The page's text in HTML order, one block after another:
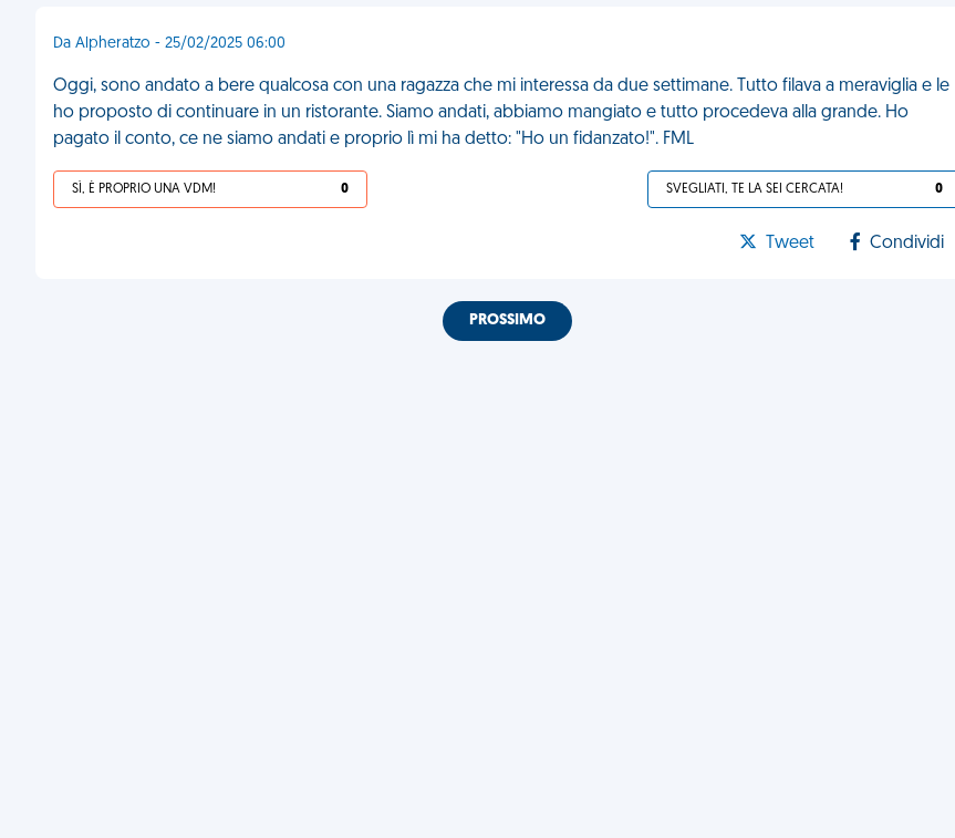
Da Alpheratzo - 25/02/2025 06:00
Oggi, sono andato a bere qualcosa con una ragazza che mi interessa da due settimane. Tutto filava a meraviglia e le
ho proposto di continuare in un ristorante. Siamo andati, abbiamo mangiato e tutto procedeva alla grande. Ho
pagato il conto, ce ne siamo andati e proprio lì mi ha detto: "Ho un fidanzato!". FML
SÌ, È PROPRIO UNA VDM! 0 SVEGLIATI, TE LA SEI CERCATA! 0
Tweet Condividi
PROSSIMO